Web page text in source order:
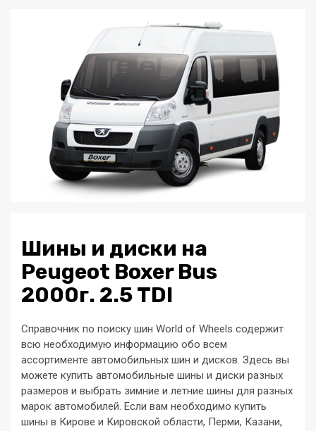
Шины и диски на
Peugeot Boxer Bus
2000г. 2.5 TDI
Справочник по поиску шин World of Wheels содержит
всю необходимую информацию обо всем
ассортименте автомобильных шин и дисков. Здесь вы
можете купить автомобильные шины и диски разных
размеров и выбрать зимние и летние шины для разных
марок автомобилей. Если вам необходимо купить
шины в Кирове и Кировской области, Перми, Казани,